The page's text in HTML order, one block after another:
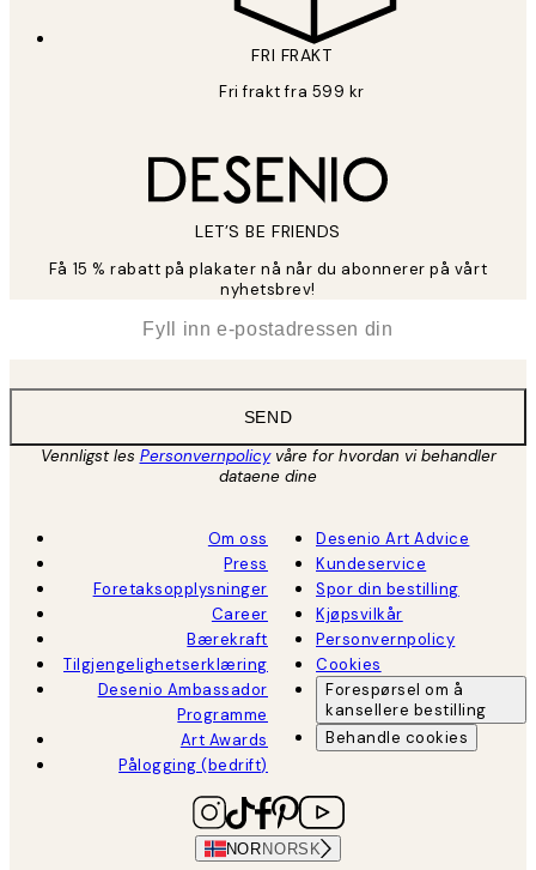
FRI FRAKT
Fri frakt fra 599 kr
LET’S BE FRIENDS
Få 15 % rabatt på plakater nå når du abonnerer på vårt
nyhetsbrev!
SEND
Vennligst les Personvernpolicyvåre for hvordan vi behandler
dataene dine
Om oss
Press
Foretaksopplysninger
Career
Bærekraft
Tilgjengelighetserklæring
Desenio Ambassador
Programme
Art Awards
Pålogging (bedrift)
Desenio Art Advice
Kundeservice
Spor din bestilling
Kjøpsvilkår
Personvernpolicy
Cookies
Forespørsel om å
kansellere bestilling
Behandle cookies
NOR NORSK